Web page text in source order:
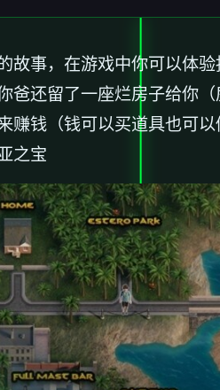
事，在游戏中你可以体
还留了一座烂房子给你（
钱（钱可以买道具也可
之宝